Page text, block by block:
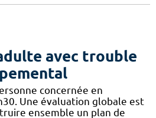
avec trouble
concernée en
Une évaluation globale est
ensemble un plan de